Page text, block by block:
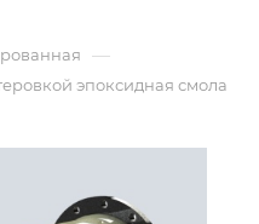
—
эпоксидная смола